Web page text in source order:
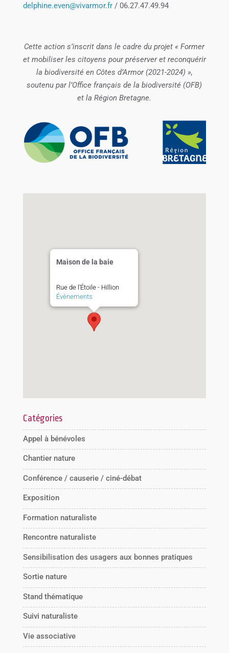
delphine.even@vivarmor.fr/ 06.27.47.49.94
Cette action s’inscrit dans le cadre du projet « Former
et mobiliser les citoyens pour préserver et reconquérir
la biodiversité en Côtes d’Armor (2021-2024) »,
soutenu par l’Office français de la biodiversité (OFB)
et la Région Bretagne.
Maison de la baie
Rue de l'Étoile - Hillion
Évènements
Catégories
Appel à bénévoles
Chantier nature
Conférence / causerie / ciné-débat
Exposition
Formation naturaliste
Rencontre naturaliste
Sensibilisation des usagers aux bonnes pratiques
Sortie nature
Stand thématique
Suivi naturaliste
Vie associative